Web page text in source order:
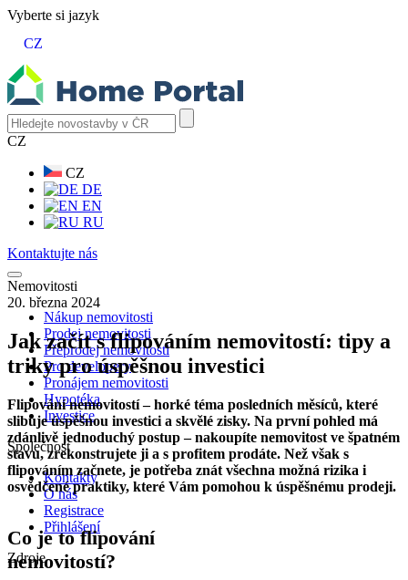
Vyberte si jazyk
CZ
CZ
CZ
DE
EN
RU
Kontaktujte nás
Nemovitosti
Nákup nemovitosti
Prodej nemovitosti
Přeprodej nemovitosti
Pro developery
Pronájem nemovitosti
Hypotéka
Investice
Společnost
Kontakty
O nás
Registrace
Přihlášení
Zdroje
20. března 2024
Jak začít s flipováním nemovitostí: tipy a
triky pro úspěšnou investici
Flipování nemovitostí – horké téma posledních měsíců, které
slibuje úspěšnou investici a skvělé zisky. Na první pohled má
zdánlivě jednoduchý postup – nakoupíte nemovitost ve špatném
stavu, zrekonstrujete ji a s profitem prodáte. Než však s
flipováním začnete, je potřeba znát všechna možná rizika i
osvědčené praktiky, které Vám pomohou k úspěšnému prodeji.
Co je to flipování
nemovitostí?